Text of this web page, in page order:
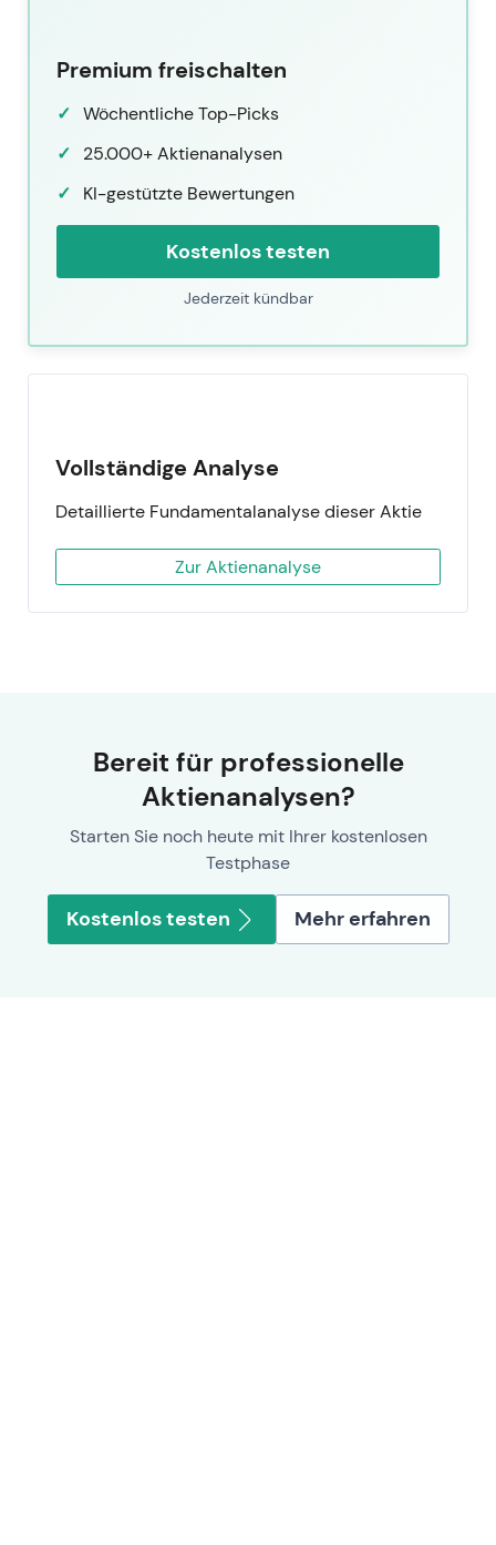
Premium freischalten
Wöchentliche Top-Picks
25.000+ Aktienanalysen
KI-gestützte Bewertungen
Kostenlos testen
Jederzeit kündbar
Vollständige Analyse
Detaillierte Fundamentalanalyse dieser Aktie
Zur Aktienanalyse
Bereit für professionelle
Aktienanalysen?
Starten Sie noch heute mit Ihrer kostenlosen
Testphase
Kostenlos testen Mehr erfahren